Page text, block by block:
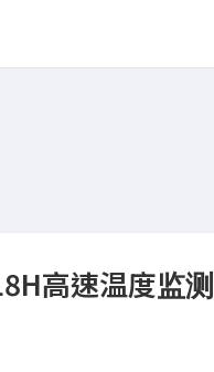
高速温度监测